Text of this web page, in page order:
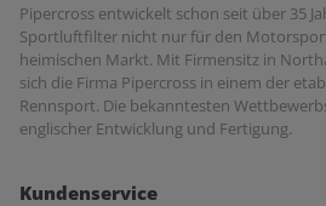
Pipercross entwickelt schon seit über 35
Sportluftfilter nicht nur für den
heimischen Markt. Mit Firmensitz in
sich die Firma Pipercross in einem der
Rennsport. Die bekanntesten
englischer Entwicklung und Fertigung.
Kundenservice